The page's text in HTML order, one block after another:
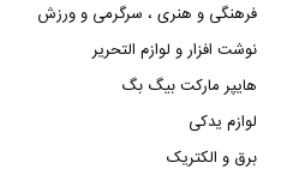
فرهنگی و هنری ، سرگرمی و ورزش
نوشت افزار و لوازم التحریر
هایپر مارکت بیگ بگ
لوازم یدکی
برق و الکتریک